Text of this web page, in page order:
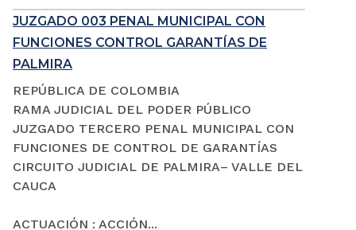
JUZGADO 003 PENAL MUNICIPAL CON
FUNCIONES CONTROL GARANTÍAS DE
PALMIRA
REPÚBLICA DE COLOMBIA
RAMA JUDICIAL DEL PODER PÚBLICO
JUZGADO TERCERO PENAL MUNICIPAL CON
FUNCIONES DE CONTROL DE GARANTÍAS
CIRCUITO JUDICIAL DE PALMIRA– VALLE DEL
CAUCA
ACTUACIÓN : ACCIÓN...